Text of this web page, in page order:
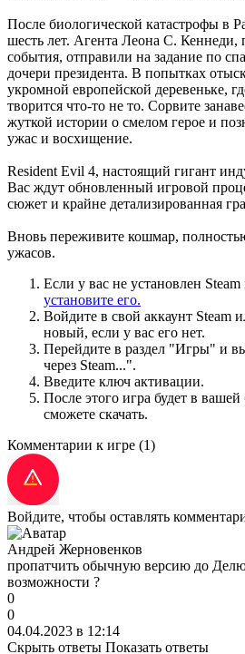
После биологической катастрофы в
шесть лет. Агента Леона С. Кеннеди,
события, отправили на задание по
дочери президента. В попытках
укромной европейской деревеньке,
творится что-то не то. Сорвите
жуткой истории о смелом герое и
ужас и восхищение.
Resident Evil 4, настоящий гигант
Вас ждут обновленный игровой
сюжет и крайне детализированная
Вновь переживите кошмар,
ужасов.
Если у вас не установлен Steam
установите его.
Войдите в свой аккаунт Steam
новый, если у вас его нет.
Перейдите в раздел "Игры" и
через Steam...".
Введите ключ активации.
После этого игра будет в
сможете скачать.
Комментарии к игре (1)
Войдите, чтобы оставлять
Андрей Жерновенков
пропатчить обычную версию до
возможности ?
0
0
04.04.2023 в 12:14
Скрыть ответы Показать ответы